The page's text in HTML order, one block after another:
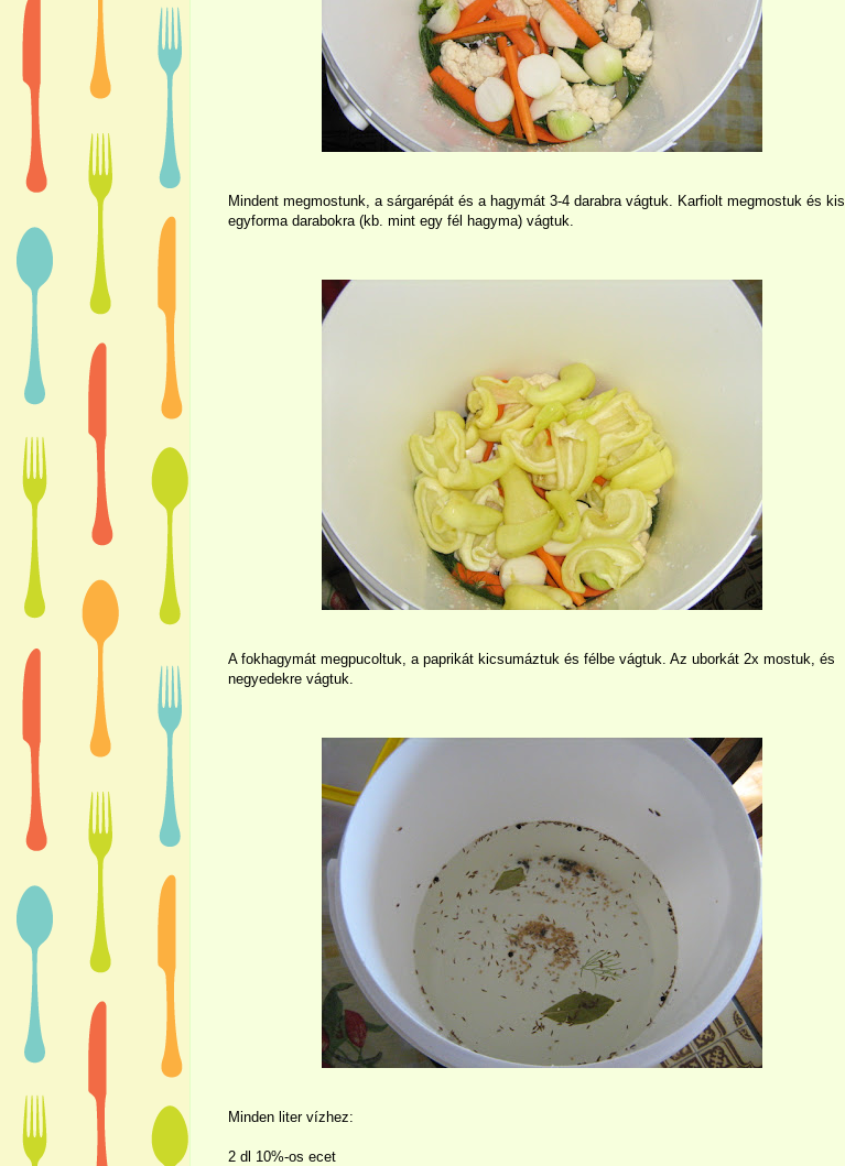
Mindent megmostunk, a sárgarépát és a hagymát 3-4 darabra vágtuk. Karfiolt megmostuk és kis
egyforma darabokra (kb. mint egy fél hagyma) vágtuk.
A fokhagymát megpucoltuk, a paprikát kicsumáztuk és félbe vágtuk. Az uborkát 2x mostuk, és
negyedekre vágtuk.
Minden liter vízhez:
2 dl 10%-os ecet